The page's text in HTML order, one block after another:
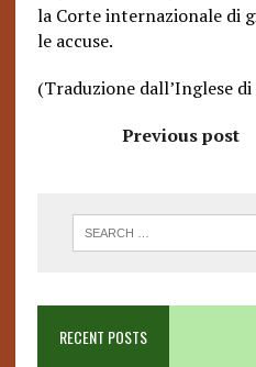
la Corte internazionale di
le accuse.
(Traduzione dall’Inglese
Previous post
RECENT POSTS